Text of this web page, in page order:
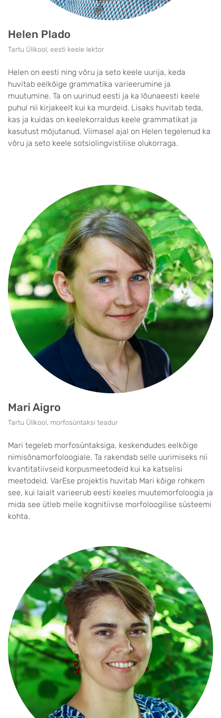
Helen Plado
Tartu Ülikool, eesti keele lektor
Helen on eesti ning võru ja seto keele uurija, keda
huvitab eelkõige grammatika varieerumine ja
muutumine. Ta on uurinud eesti ja ka lõunaeesti keele
puhul nii kirjakeelt kui ka murdeid. Lisaks huvitab teda,
kas ja kuidas on keelekorraldus keele grammatikat ja
kasutust mõjutanud. Viimasel ajal on Helen tegelenud ka
võru ja seto keele sotsiolingvistilise olukorraga.
Mari Aigro
Tartu Ülikool, morfosüntaksi teadur
Mari tegeleb morfosüntaksiga, keskendudes eelkõige
nimisõnamorfoloogiale. Ta rakendab selle uurimiseks nii
kvantitatiivseid korpusmeetodeid kui ka katselisi
meetodeid. VarEse projektis huvitab Mari kõige rohkem
see, kui laialt varieerub eesti keeles muutemorfoloogia ja
mida see ütleb meile kognitiivse morfoloogilise süsteemi
kohta.